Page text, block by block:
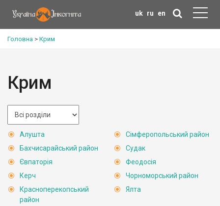
uk ru en
Головна > Крим
Крим
Алушта
Бахчисарайський район
Євпаторія
Керч
Красноперекопський
район
Сімферопольський район
Судак
Феодосія
Чорноморський район
Ялта